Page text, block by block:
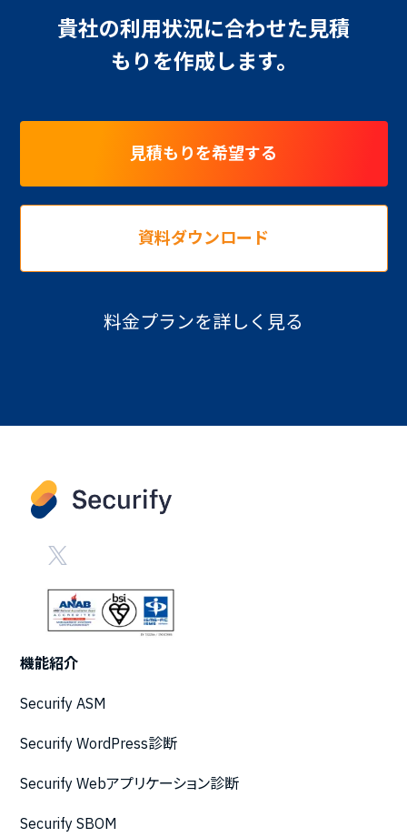
貴社の利用状況に合わせた見積
もりを作成します。
見積もりを希望する
資料ダウンロード
料金プランを詳しく見る
機能紹介
Securify ASM
Securify WordPress診断
Securify Webアプリケーション診断
Securify SBOM